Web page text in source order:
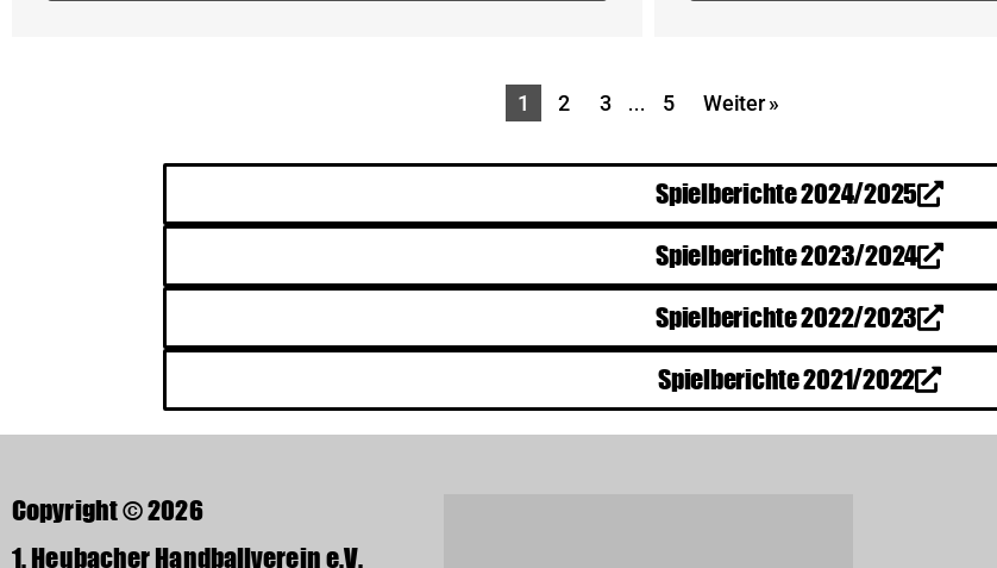
1 2 3 … 5 Weiter »
Spielberichte 2024/2025
Spielberichte 2023/2024
Spielberichte 2022/2023
Spielberichte 2021/2022
Copyright © 2026
1. Heubacher Handballverein e.V.